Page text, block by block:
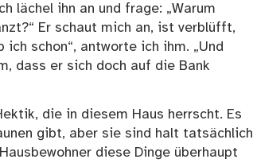
lächel ihn an und frage: „Warum
Er schaut mich an, ist verblüfft,
schon“, antworte ich ihm. „Und
dass er sich doch auf die Bank
die in diesem Haus herrscht. Es
gibt, aber sie sind halt tatsächlich
diese Dinge überhaupt